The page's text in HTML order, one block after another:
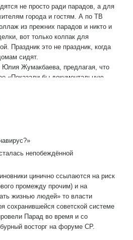
не просто ради парадов, а для
города и гостям. А по ТВ
из прежних парадов и никто и
вот только колпак для
Праздник это не праздник, когда
сидят.
Юлия Жумакбаева, предлагая, что
«Показали бы документальную
года!»
непобеждённой
цинично ссылаются на риск
промежду прочим) и на
жизнью людей» то власти
сохранившейся советской системе
Парад во время и со
восторг на форуме СР.